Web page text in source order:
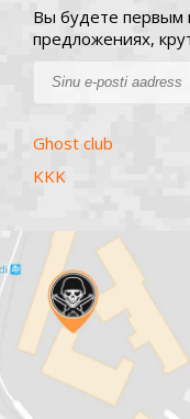
Вы будете первым
предложениях,
Ghost club
KKK